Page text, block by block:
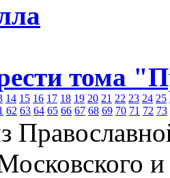
тома
14 15 16 17 18 19 20 21 22 23 24 25
62 63 64 65 66 67 68 69 70 71 72 73